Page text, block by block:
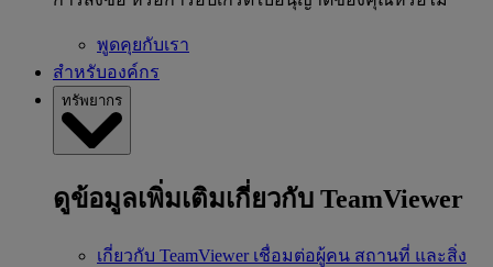
พูดคุยกับเรา
สำหรับองค์กร
ทรัพยากร
ดูข้อมูลเพิ่มเติมเกี่ยวกับ TeamViewer
เกี่ยวกับ TeamViewer เชื่อมต่อผู้คน สถานที่ และสิ่ง